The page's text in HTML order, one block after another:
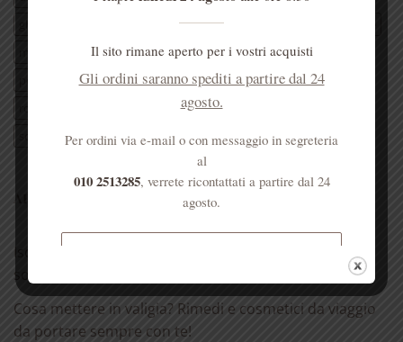
lavanda limone
marmellate melissa menta miele
naturale
pozione profumo psoriasi rosa
rosa centifolia
sandalo
sciroppo
tisana viso vitamina E
ARTICOLI RECENTI
Iscriviti al canale whatsapp per sconti e promo validi
solo in farmacia!
Cosa mettere in valigia? Rimedi e cosmetici da viaggio
da portare sempre con te!
Il sito rimane aperto per i vostri acquisti
Gli ordini saranno spediti a partire dal 24
agosto.
Per ordini via e-mail o con messaggio in segreteria
al
010 2513285, verrete ricontattati a partire dal 24
agosto.
superiori a € 50